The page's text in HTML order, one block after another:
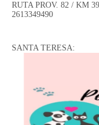
RUTA PROV. 82 / KM
2613349490
SANTA TERESA: